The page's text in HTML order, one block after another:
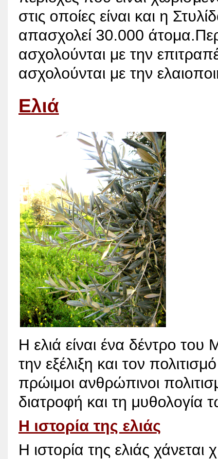
στις οποίες είναι και η
απασχολεί 30.000
ασχολούνται με την
ασχολούνται με την
Ελιά
Η ελιά είναι ένα δέντρο
την εξέλιξη και τον
πρώιμοι ανθρώπινοι
διατροφή και τη μυθολογία
Η ιστορία της ελιάς
Η ιστορία της ελιάς